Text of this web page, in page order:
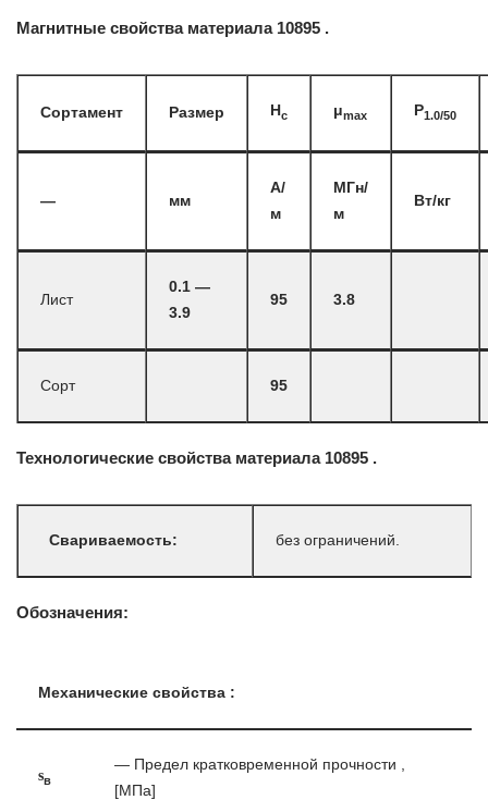
Магнитные свойства материала 10895 .
Сортамент Размер Hc μmax P1.0/50
— мм
А/
м
МГн/
м
Вт/кг
Лист
0.1 —
3.9
95 3.8
Сорт 95
Технологические свойства материала 10895 .
Свариваемость: без ограничений.
Обозначения:
Механические свойства :
sв
— Предел кратковременной прочности ,
[МПа]